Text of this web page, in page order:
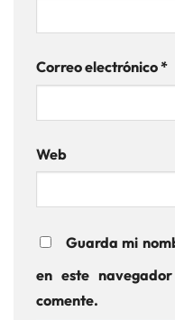
Correo electrónico*
Web
Guarda mi
en este
comente.